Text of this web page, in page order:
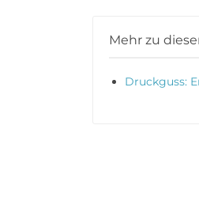
Mehr zu
Druckguss: